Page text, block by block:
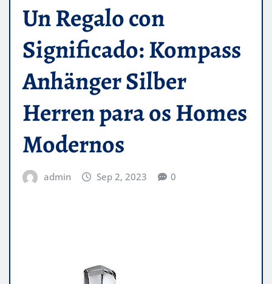
Un Regalo con
Significado: Kompass
Anhänger Silber
Herren para os Homes
Modernos
admin Sep 2, 2023 0